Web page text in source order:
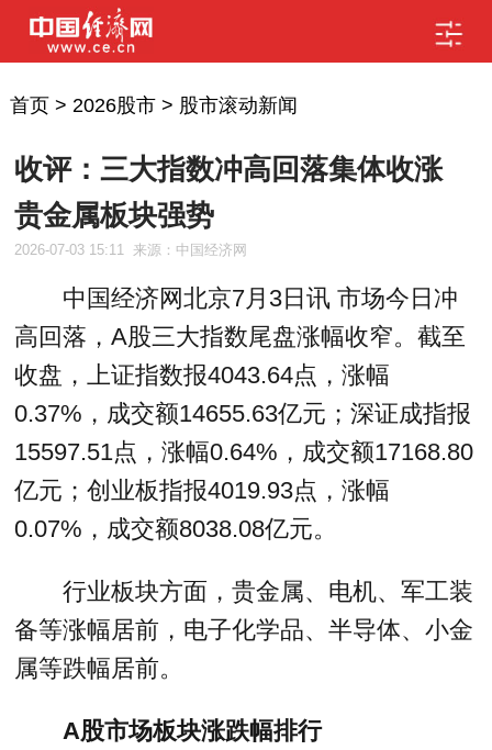
首页> 2026股市> 股市滚动新闻
收评：三大指数冲高回落集体收涨
贵金属板块强势
2026-07-03 15:11 来源：中国经济网
中国经济网北京7月3日讯 市场今日冲
高回落，A股三大指数尾盘涨幅收窄。截至
收盘，上证指数报4043.64点，涨幅
0.37%，成交额14655.63亿元；深证成指报
15597.51点，涨幅0.64%，成交额17168.80
亿元；创业板指报4019.93点，涨幅
0.07%，成交额8038.08亿元。
行业板块方面，贵金属、电机、军工装
备等涨幅居前，电子化学品、半导体、小金
属等跌幅居前。
A股市场板块涨跌幅排行